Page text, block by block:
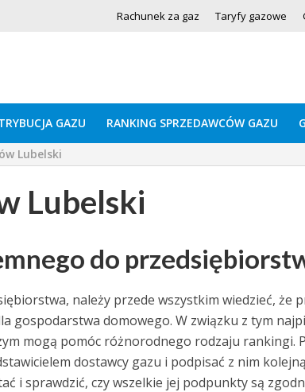
Rachunek za gaz Taryfy gazowe
GAZU RANKING SPRZEDAWCÓW GAZU
Lubelski
Lubelski
do
należy przede wszystkim wiedzieć, że
gospodarstwa domowego. W związku z tym
mogą pomóc różnorodnego rodzaju rankingi.
dostawcy gazu i podpisać z nim kolejną
i sprawdzić, czy wszelkie jej podpunkty są